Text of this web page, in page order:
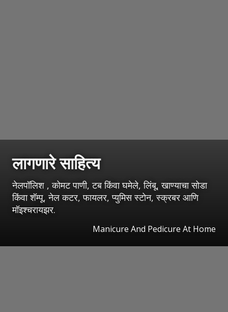
लागणारे साहित्य
नेलपॉलिश , कोमट पाणी, टब किंवा घमेले, लिंबू, खाण्याचा सोडा
किंवा शॅम्पू, नेल कटर, फायलर, प्युमिस स्टोन, स्क्रबर आणि
मॉइश्चरायझर.
Manicure And Pedicure At Home